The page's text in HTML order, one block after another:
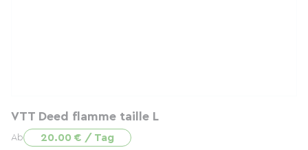
VTT Deed flamme taille L
Ab 20.00 € / Tag